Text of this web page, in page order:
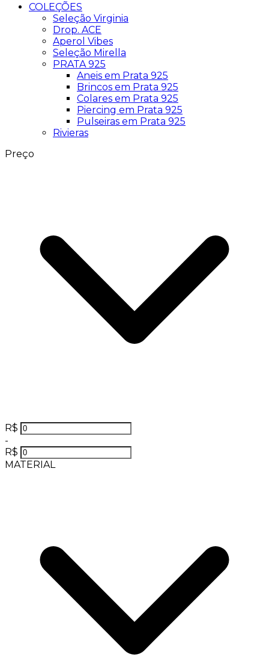
COLEÇÕES
Seleção Virginia
Drop. ACE
Aperol Vibes
Seleção Mirella
PRATA 925
Aneis em Prata 925
Brincos em Prata 925
Colares em Prata 925
Piercing em Prata 925
Pulseiras em Prata 925
Rivieras
Preço
R$
-
R$
MATERIAL